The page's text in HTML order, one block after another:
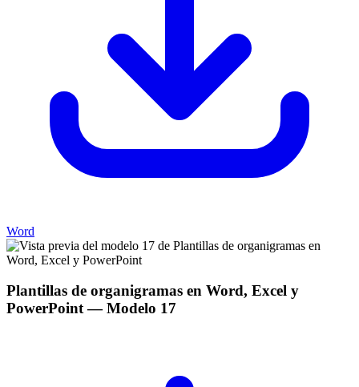
Word
Plantillas de organigramas en Word, Excel y
PowerPoint— Modelo 17